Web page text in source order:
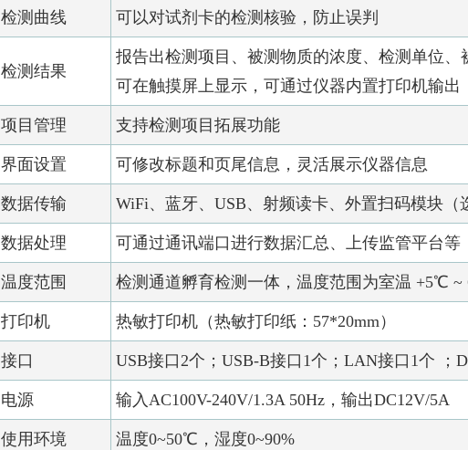
检测曲线 可以对试剂卡的检测核验，防止误判
检测结果
报告出检测项目、被测物质的浓度、检测单位
可在触摸屏上显示，可通过仪器内置打印机输出
项目管理 支持检测项目拓展功能
界面设置 可修改标题和页尾信息，灵活展示仪器信息
数据传输 WiFi、蓝牙、USB、射频读卡、外置扫码模块（
数据处理 可通过通讯端口进行数据汇总、上传监管平台等
温度范围 检测通道孵育检测一体，温度范围为室温 +5℃
打印机 热敏打印机（热敏打印纸：57*20mm）
接口 USB接口2个；USB-B接口1个；LAN接口1个 ；
电源 输入AC100V-240V/1.3A 50Hz，输出DC12V/5A
使用环境 温度0~50℃，湿度0~90%